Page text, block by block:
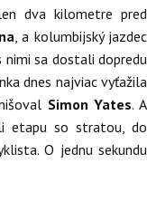
dva kilometre pred
, a kolumbijský jazdec
nimi sa dostali dopredu
dnes najviac vyťažila
Simon Yates. A
etapu so stratou, do
O jednu sekundu